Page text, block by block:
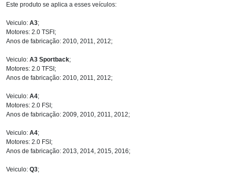
Este produto se aplica a esses veículos:
Veiculo: A3;
Motores: 2.0 TSFI;
Anos de fabricação: 2010, 2011, 2012;
Veiculo: A3 Sportback;
Motores: 2.0 TFSI;
Anos de fabricação: 2010, 2011, 2012;
Veiculo: A4;
Motores: 2.0 FSI;
Anos de fabricação: 2009, 2010, 2011, 2012;
Veiculo: A4;
Motores: 2.0 FSI;
Anos de fabricação: 2013, 2014, 2015, 2016;
Veiculo: Q3;